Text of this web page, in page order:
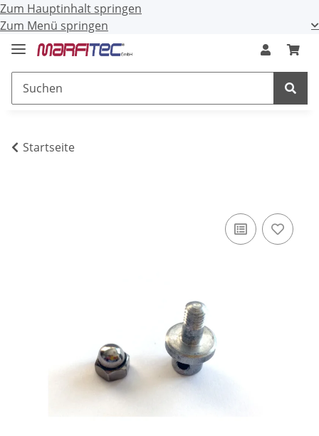
Zum Hauptinhalt springen
Zum Menü springen
Startseite